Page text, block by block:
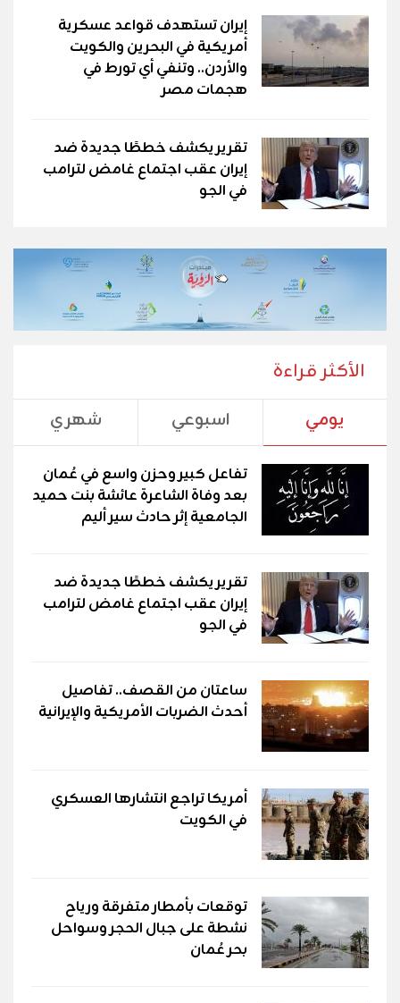
إيران تستهدف قواعد عسكرية
أمريكية في البحرين والكويت
والأردن.. وتنفي أي تورط في
هجمات مصر
تقرير يكشف خططًا جديدة ضد
إيران عقب اجتماع غامض لترامب
في الجو
الأكثر قراءة
يومي اسبوعي شهري
تفاعل كبير وحزن واسع في عُمان
بعد وفاة الشاعرة عائشة بنت حميد
الجامعية إثر حادث سير أليم
تقرير يكشف خططًا جديدة ضد
إيران عقب اجتماع غامض لترامب
في الجو
ساعتان من القصف.. تفاصيل
أحدث الضربات الأمريكية والإيرانية
أمريكا تراجع انتشارها العسكري
في الكويت
توقعات بأمطار متفرقة ورياح
نشطة على جبال الحجر وسواحل
بحر عُمان